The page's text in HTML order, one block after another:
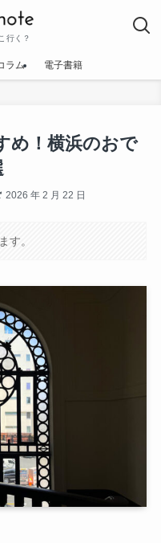
行く？
ラム 電子書籍
め！横浜のおで
2026 年 2 月 22 日
す。